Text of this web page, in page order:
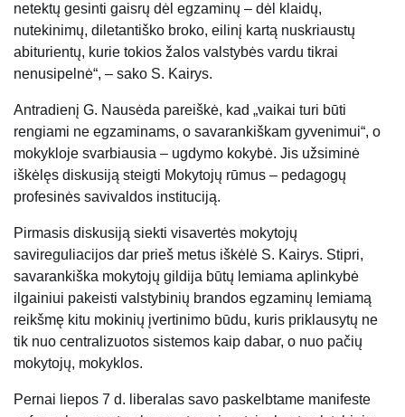
netektų gesinti gaisrų dėl egzaminų – dėl klaidų,
nutekinimų, diletantiško broko, eilinį kartą nuskriaustų
abiturientų, kurie tokios žalos valstybės vardu tikrai
nenusipelnė“, – sako S. Kairys.
Antradienį G. Nausėda pareiškė, kad „vaikai turi būti
rengiami ne egzaminams, o savarankiškam gyvenimui“, o
mokykloje svarbiausia – ugdymo kokybė. Jis užsiminė
iškėlęs diskusiją steigti Mokytojų rūmus – pedagogų
profesinės savivaldos instituciją.
Pirmasis diskusiją siekti visavertės mokytojų
savireguliacijos dar prieš metus iškėlė S. Kairys. Stipri,
savarankiška mokytojų gildija būtų lemiama aplinkybė
ilgainiui pakeisti valstybinių brandos egzaminų lemiamą
reikšmę kitu mokinių įvertinimo būdu, kuris priklausytų ne
tik nuo centralizuotos sistemos kaip dabar, o nuo pačių
mokytojų, mokyklos.
Pernai liepos 7 d. liberalas savo paskelbtame manifeste